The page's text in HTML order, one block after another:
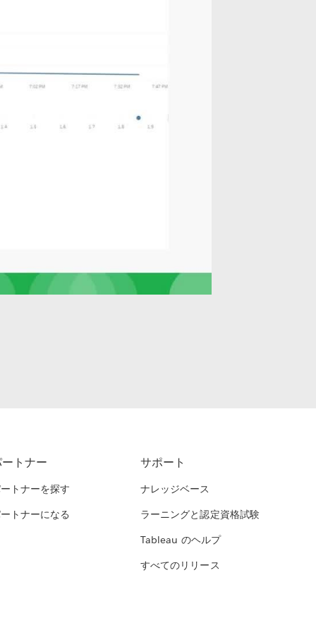
トナー
トナーを探す
トナーになる
サポート
ナレッジベース
ラーニングと認定資格試験
Tableau のヘルプ
すべてのリリース